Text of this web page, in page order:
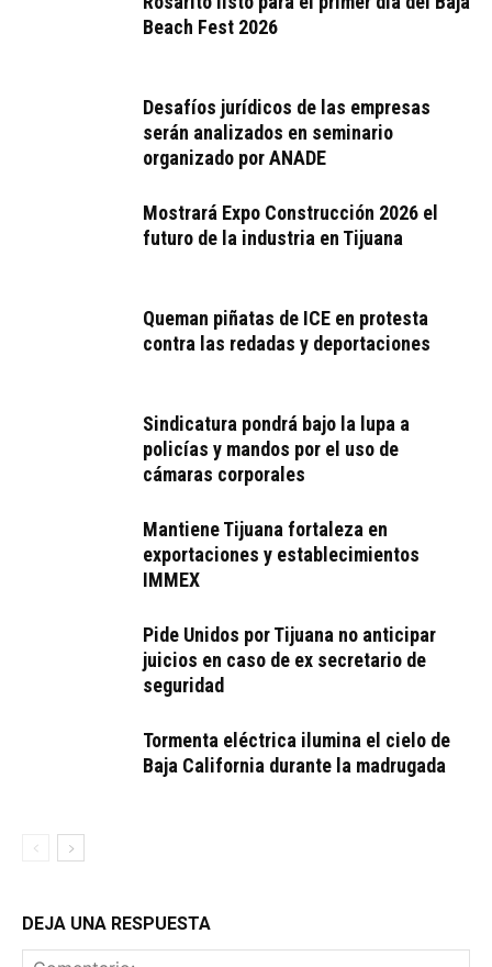
Beach Fest 2026
Desafíos jurídicos de las empresas
serán analizados en seminario
organizado por ANADE
Mostrará Expo Construcción 2026 el
futuro de la industria en Tijuana
Queman piñatas de ICE en protesta
contra las redadas y deportaciones
Sindicatura pondrá bajo la lupa a
policías y mandos por el uso de
cámaras corporales
Mantiene Tijuana fortaleza en
exportaciones y establecimientos
IMMEX
Pide Unidos por Tijuana no anticipar
juicios en caso de ex secretario de
seguridad
Tormenta eléctrica ilumina el cielo de
Baja California durante la madrugada
DEJA UNA RESPUESTA